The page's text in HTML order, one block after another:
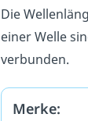
Die
einer Welle
verbunden.
Merke: